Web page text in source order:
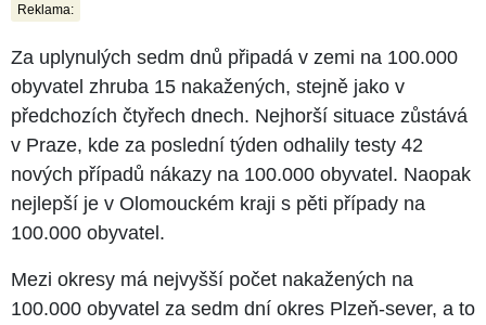
Reklama:
Za uplynulých sedm dnů připadá v zemi na 100.000
obyvatel zhruba 15 nakažených, stejně jako v
předchozích čtyřech dnech. Nejhorší situace zůstává
v Praze, kde za poslední týden odhalily testy 42
nových případů nákazy na 100.000 obyvatel. Naopak
nejlepší je v Olomouckém kraji s pěti případy na
100.000 obyvatel.
Mezi okresy má nejvyšší počet nakažených na
100.000 obyvatel za sedm dní okres Plzeň-sever, a to